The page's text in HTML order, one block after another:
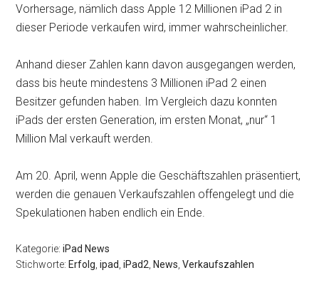
Vorhersage, nämlich dass Apple 12 Millionen iPad 2 in
dieser Periode verkaufen wird, immer wahrscheinlicher.
Anhand dieser Zahlen kann davon ausgegangen werden,
dass bis heute mindestens 3 Millionen iPad 2 einen
Besitzer gefunden haben. Im Vergleich dazu konnten
iPads der ersten Generation, im ersten Monat, „nur“ 1
Million Mal verkauft werden.
Am 20. April, wenn Apple die Geschäftszahlen präsentiert,
werden die genauen Verkaufszahlen offengelegt und die
Spekulationen haben endlich ein Ende.
Kategorie:iPad News
Stichworte: Erfolg ,ipad ,iPad2 News ,Verkaufszahlen